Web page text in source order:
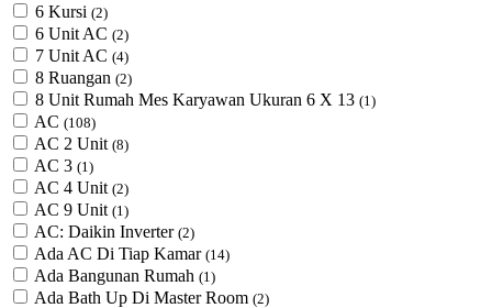
6 Kursi (2)
6 Unit AC (2)
7 Unit AC (4)
8 Ruangan (2)
8 Unit Rumah Mes Karyawan Ukuran 6 X 13 (1)
AC (108)
AC 2 Unit (8)
AC 3 (1)
AC 4 Unit (2)
AC 9 Unit (1)
AC: Daikin Inverter (2)
Ada AC Di Tiap Kamar (14)
Ada Bangunan Rumah (1)
Ada Bath Up Di Master Room (2)